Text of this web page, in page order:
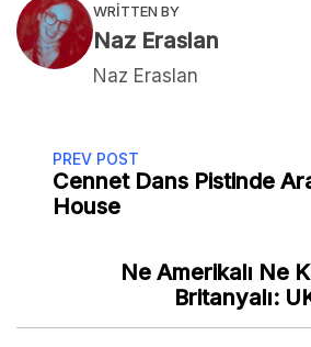
WRITTEN BY
Naz Eraslan
Naz Eraslan
PREV POST
Cennet Dans Pistinde
House
Ne Amerikalı Ne
Britanyalı: